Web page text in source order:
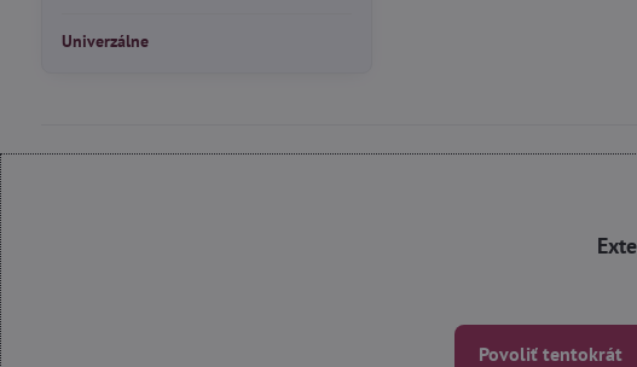
Univerzálne
Povoliť tentokrát